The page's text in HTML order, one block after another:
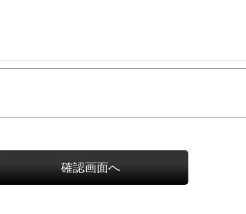
確認画面へ